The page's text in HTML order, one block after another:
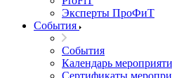
Эксперты ПроФиТ
События
События
Календарь
Сертификаты